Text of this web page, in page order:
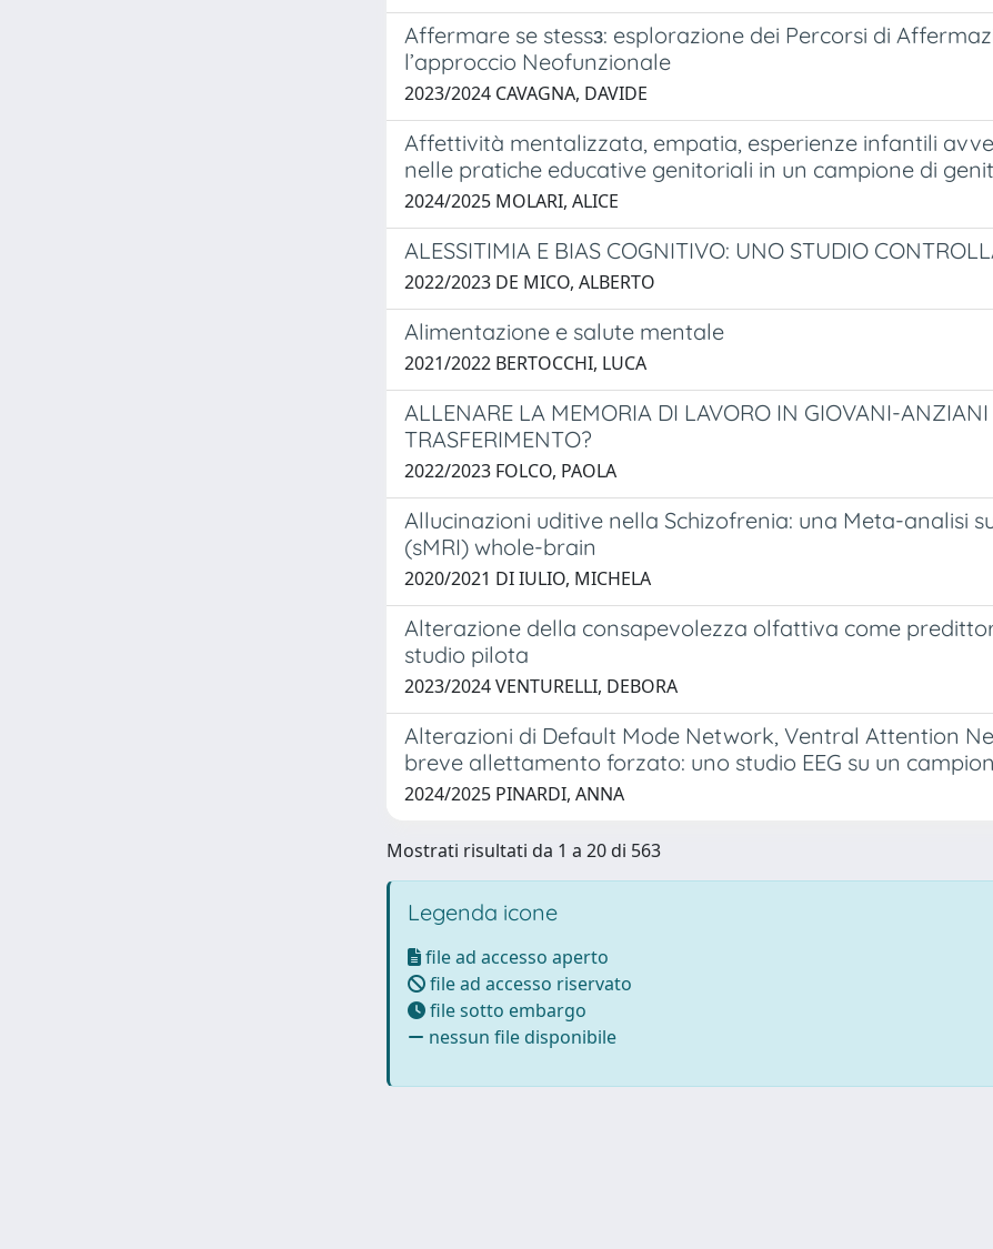
Affermare se stessɜ: esplorazione dei Percorsi di
l’approccio Neofunzionale
2023/2024 CAVAGNA, DAVIDE
Affettività mentalizzata, empatia, esperienze infantili
nelle pratiche educative genitoriali in un campione di
2024/2025 MOLARI, ALICE
ALESSITIMIA E BIAS COGNITIVO: UNO STUDIO
2022/2023 DE MICO, ALBERTO
Alimentazione e salute mentale
2021/2022 BERTOCCHI, LUCA
ALLENARE LA MEMORIA DI LAVORO IN GIOVANI-
TRASFERIMENTO?
2022/2023 FOLCO, PAOLA
Allucinazioni uditive nella Schizofrenia: una Meta-analisi
(sMRI) whole-brain
2020/2021 DI IULIO, MICHELA
Alterazione della consapevolezza olfattiva come
studio pilota
2023/2024 VENTURELLI, DEBORA
Alterazioni di Default Mode Network, Ventral Attention
breve allettamento forzato: uno studio EEG su un
2024/2025 PINARDI, ANNA
Mostrati risultati da 1 a 20 di 563
Legenda icone
file ad accesso aperto
file ad accesso riservato
file sotto embargo
nessun file disponibile